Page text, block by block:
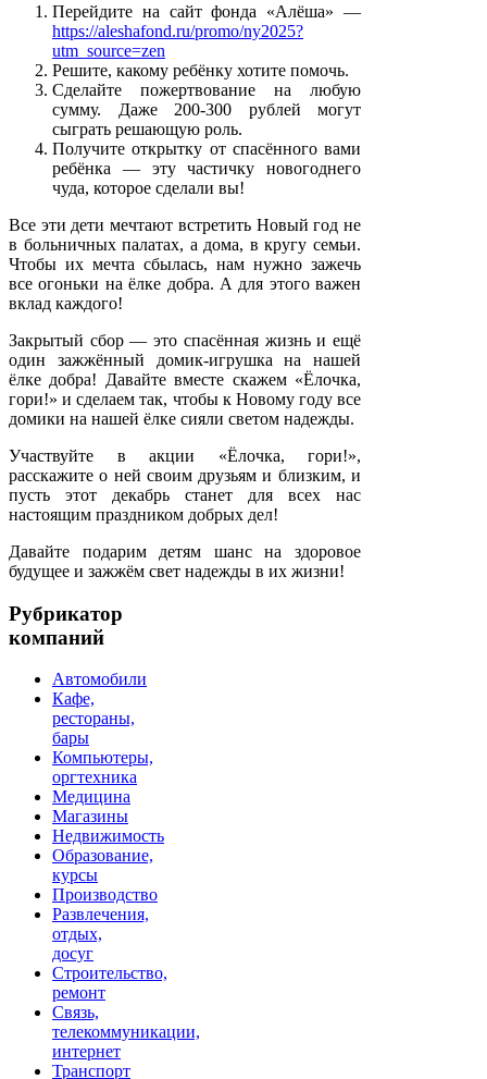
Перейдите на сайт фонда «Алёша» —
https://aleshafond.ru/promo/ny2025?
utm_source=zen
Решите, какому ребёнку хотите помочь.
Сделайте пожертвование на любую
сумму. Даже 200-300 рублей могут
сыграть решающую роль.
Получите открытку от спасённого вами
ребёнка — эту частичку новогоднего
чуда, которое сделали вы!
Все эти дети мечтают встретить Новый год не
в больничных палатах, а дома, в кругу семьи.
Чтобы их мечта сбылась, нам нужно зажечь
все огоньки на ёлке добра. А для этого важен
вклад каждого!
Закрытый сбор — это спасённая жизнь и ещё
один зажжённый домик-игрушка на нашей
ёлке добра! Давайте вместе скажем «Ёлочка,
гори!» и сделаем так, чтобы к Новому году все
домики на нашей ёлке сияли светом надежды.
Участвуйте в акции «Ёлочка, гори!»,
расскажите о ней своим друзьям и близким, и
пусть этот декабрь станет для всех нас
настоящим праздником добрых дел!
Давайте подарим детям шанс на здоровое
будущее и зажжём свет надежды в их жизни!
Рубрикатор
компаний
Автомобили
Кафе,
рестораны,
бары
Компьютеры,
оргтехника
Медицина
Магазины
Недвижимость
Образование,
курсы
Производство
Развлечения,
отдых,
досуг
Строительство,
ремонт
Связь,
телекоммуникации,
интернет
Транспорт